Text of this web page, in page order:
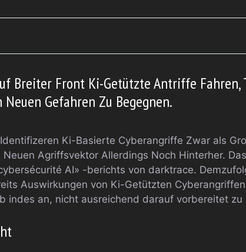
Breiter Front Ki-Getützte Antriffe Fahren,
Gefahren Zu Begegnen.
Ki-Basierte Cyberangriffe Zwar als
Agriffsvektor Allerdings Noch Hinterher.
AI» -berichts von darktrace.
Auswirkungen von Ki-Getützten
indes an, nicht ausreichend darauf vorbereitet zu